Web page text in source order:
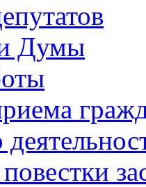
Думы